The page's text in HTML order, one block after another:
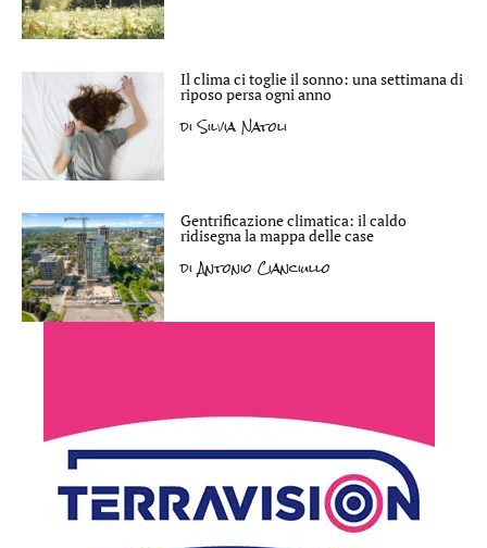
Il clima ci toglie il sonno: una settimana di
riposo persa ogni anno
diSilvia Natoli
Gentrificazione climatica: il caldo
ridisegna la mappa delle case
diAntonio Cianciullo